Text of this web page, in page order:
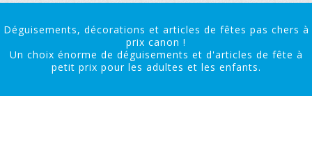
Déguisements, décorations et articles de fêtes pas chers à
prix canon !
Un choix énorme de déguisements et d'articles de fête à
petit prix pour les adultes et les enfants.